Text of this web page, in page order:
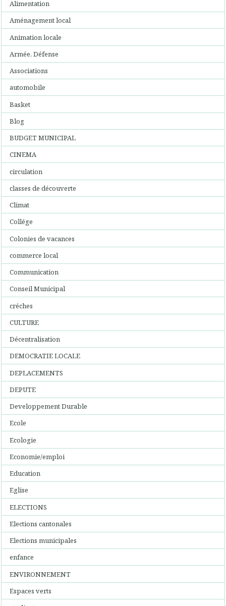
Alimentation
Aménagement local
Animation locale
Armée, Défense
Associations
automobile
Basket
Blog
BUDGET MUNICIPAL
CINEMA
circulation
classes de découverte
Climat
Collége
Colonies de vacances
commerce local
Communication
Conseil Municipal
créches
CULTURE
Décentralisation
DEMOCRATIE LOCALE
DEPLACEMENTS
DEPUTE
Developpement Durable
Ecole
Ecologie
Economie/emploi
Education
Eglise
ELECTIONS
Elections cantonales
Elections municipales
enfance
ENVIRONNEMENT
Espaces verts